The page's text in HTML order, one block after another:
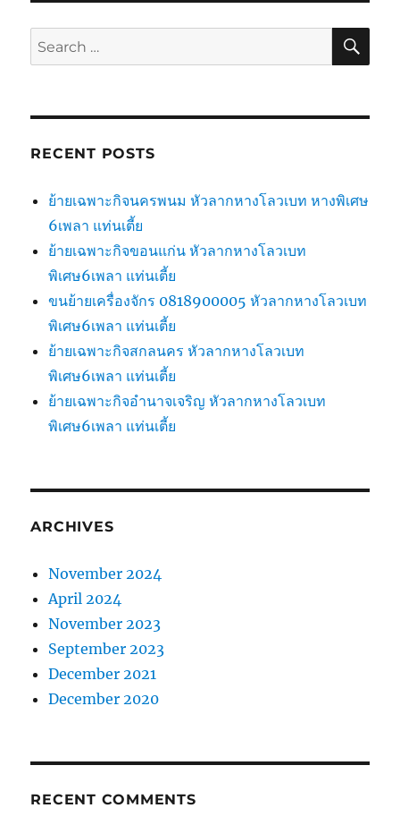
Search
for:
RECENT POSTS
ย้ายเฉพาะกิจนครพนม หัวลากหางโลวเบท หางพิเศษ
6เพลา แท่นเตี้ย
ย้ายเฉพาะกิจขอนแก่น หัวลากหางโลวเบท
พิเศษ6เพลา แท่นเตี้ย
ขนย้ายเครื่องจักร 0818900005 หัวลากหางโลวเบท
พิเศษ6เพลา แท่นเตี้ย
ย้ายเฉพาะกิจสกลนคร หัวลากหางโลวเบท
พิเศษ6เพลา แท่นเตี้ย
ย้ายเฉพาะกิจอำนาจเจริญ หัวลากหางโลวเบท
พิเศษ6เพลา แท่นเตี้ย
ARCHIVES
November 2024
April 2024
November 2023
September 2023
December 2021
December 2020
RECENT COMMENTS